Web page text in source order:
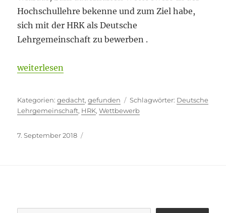
Hochschullehre bekenne und zum Ziel habe,
sich mit der HRK als Deutsche
Lehrgemeinschaft zu bewerben .
„Nicht schon wieder“
weiterlesen
Kategorien
gedacht,gefunden Schlagwörter
Deutsche
Lehrgemeinschaft, HRK,Wettbewerb
Veröffentlicht
7. September 2018